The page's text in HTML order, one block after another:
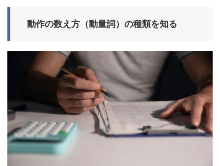
動作の数え方（動量詞）の種類を知る